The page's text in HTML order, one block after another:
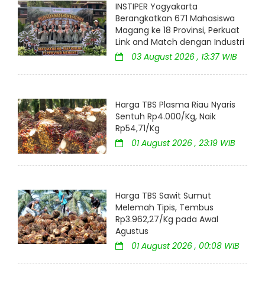
INSTIPER Yogyakarta
Berangkatkan 671 Mahasiswa
Magang ke 18 Provinsi, Perkuat
Link and Match dengan Industri
03 August 2026 , 13:37 WIB
Harga TBS Plasma Riau Nyaris
Sentuh Rp4.000/Kg, Naik
Rp54,71/Kg
01 August 2026 , 23:19 WIB
Harga TBS Sawit Sumut
Melemah Tipis, Tembus
Rp3.962,27/Kg pada Awal
Agustus
01 August 2026 , 00:08 WIB